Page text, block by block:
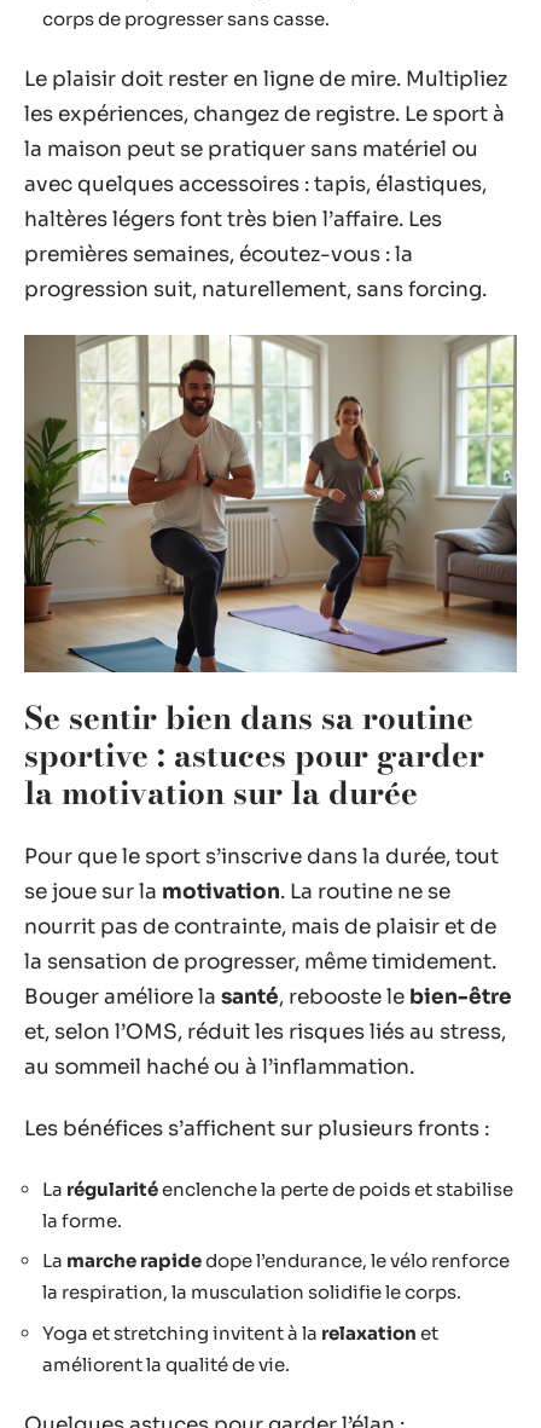
corps de progresser sans casse.
Le plaisir doit rester en ligne de mire. Multipliez
les expériences, changez de registre. Le sport à
la maison peut se pratiquer sans matériel ou
avec quelques accessoires : tapis, élastiques,
haltères légers font très bien l’affaire. Les
premières semaines, écoutez-vous : la
progression suit, naturellement, sans forcing.
Se sentir bien dans sa routine
sportive : astuces pour garder
la motivation sur la durée
Pour que le sport s’inscrive dans la durée, tout
se joue sur la motivation. La routine ne se
nourrit pas de contrainte, mais de plaisir et de
la sensation de progresser, même timidement.
Bouger améliore la santé, rebooste le bien-être
et, selon l’OMS, réduit les risques liés au stress,
au sommeil haché ou à l’inflammation.
Les bénéfices s’affichent sur plusieurs fronts :
La régularitéenclenche la perte de poids et stabilise
la forme.
La marche rapidedope l’endurance, le vélo renforce
la respiration, la musculation solidifie le corps.
Yoga et stretching invitent à la relaxation et
améliorent la qualité de vie.